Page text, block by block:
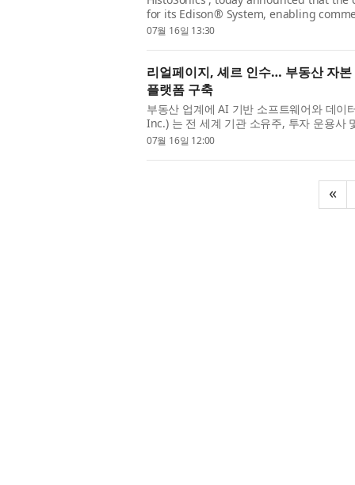
for its Edison® System, enabling
histotripsy technology in Europe and
07월 16일 13:30
리얼페이지, 셰르 인수… 부동산 자본
플랫폼 구축
부동산 업계에 AI 기반 소프트웨어와 데이
Inc.) 는 전 세계 기관 소유주, 투자 운용사
르(Cherre) 의 인수를 완료했다고 발표했
07월 16일 12:00
«